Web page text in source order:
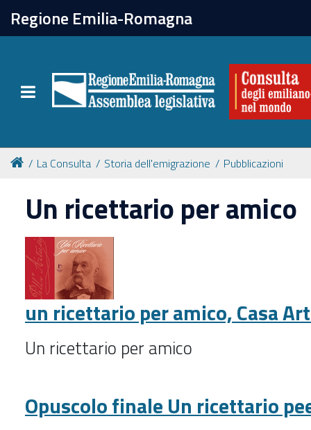
Regione Emilia-Romagna
Toggle navigation
chiudi
Attività
Per chi vive all'estero
Newsletter
La Consulta Storia dell'emigrazione Pubblicazioni
Un ricettario per amico
un ricettario per amico, Casa
Un ricettario per amico
Opuscolo finale Un ricettario